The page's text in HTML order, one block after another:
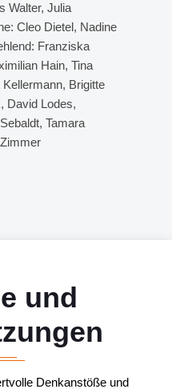
Walter, Julia
Cleo Dietel, Nadine
Franziska
Hain, Tina
Brigitte
David Lodes,
Tamara
und
Denkanstöße und